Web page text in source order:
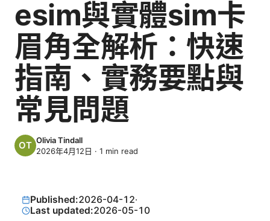
esim與實體sim卡
眉角全解析：快速
指南、實務要點與
常見問題
Olivia Tindall
2026年4月12日 · 1 min read
Published:2026-04-12·
Last updated:2026-05-10